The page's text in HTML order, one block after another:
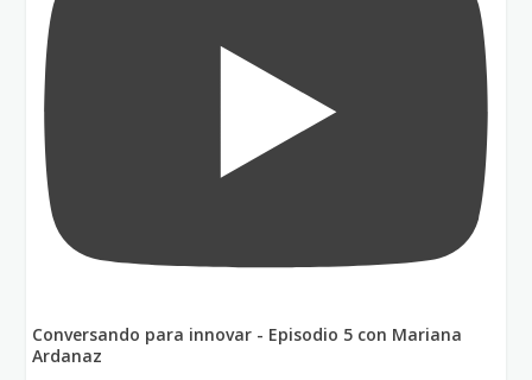
Conversando para innovar - Episodio 5 con Mariana
Ardanaz